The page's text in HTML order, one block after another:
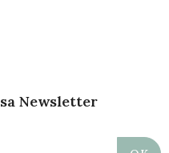
Newsletter